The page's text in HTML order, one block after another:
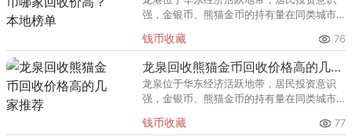
强，金银币、熊猫金币的持有量在同类城市
熊猫金币的需求就明显升温，但鱼龙混杂的
回收渠道里，能精准识别版别溢
钱币收藏 76
龙泉回收熊猫金币回收价格高的几家推荐
龙泉位于华东经济活跃地带，居民投资意识
强，金银币、熊猫金币的持有量在同类城市
熊猫金币的需求就明显升温，但鱼龙混杂的
钱币收藏 77